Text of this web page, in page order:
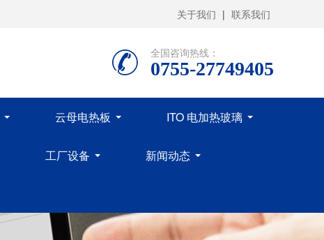
关于我们 | 联系我们
全国咨询热线：
0755-27749405
云母电热板 ITO 电加热玻璃
工厂设备 新闻动态